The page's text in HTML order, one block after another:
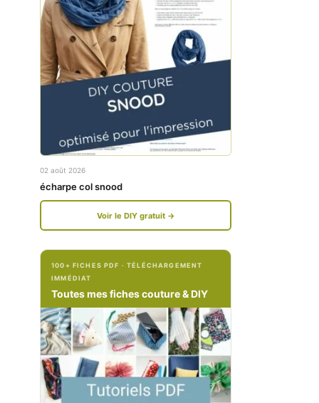
w
w
f
e
b
o
.
c
o
m
w
w
.
i
t
g
m
.
c
o
m
/
02 août 2026
écharpe col snood
Voir le DIY gratuit →
100+ FICHES PDF · TÉLÉCHARGEMENT
IMMÉDIAT
Toutes mes fiches couture & DIY